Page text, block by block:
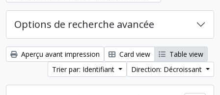
Options de recherche avancée
Aperçu avant impression Card view
Table view
Trier par: Identifiant
Direction: Décroissant